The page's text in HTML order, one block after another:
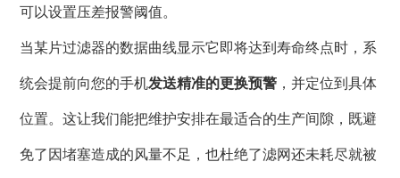
可以设置压差报警阈值。
当某片过滤器的数据曲线显示它即将达到寿命终点时，系
统会提前向您的手机发送精准的更换预警 ，并定位到具体
位置。这让我们能把维护安排在最适合的生产间隙，既避
免了因堵塞造成的风量不足，也杜绝了滤网还未耗尽就被